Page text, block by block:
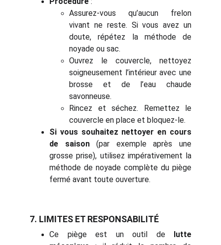
Assurez-vous qu’aucun frelon
vivant ne reste. Si vous avez un
doute, répétez la méthode de
noyade ou sac.
Ouvrez le couvercle, nettoyez
soigneusement l’intérieur avec une
brosse et de l’eau chaude
savonneuse.
Rincez et séchez. Remettez le
couvercle en place et bloquez-le.
Si vous souhaitez nettoyer en cours
de saison(par exemple après une
grosse prise), utilisez impérativement la
méthode de noyade complète du piège
fermé avant toute ouverture.
7. LIMITES ET RESPONSABILITÉ
Ce piège est un outil de lutte